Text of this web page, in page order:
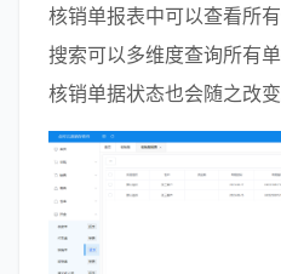
核销单报表中可以查看所
搜索可以多维度查询所有
核销单据状态也会随之改变